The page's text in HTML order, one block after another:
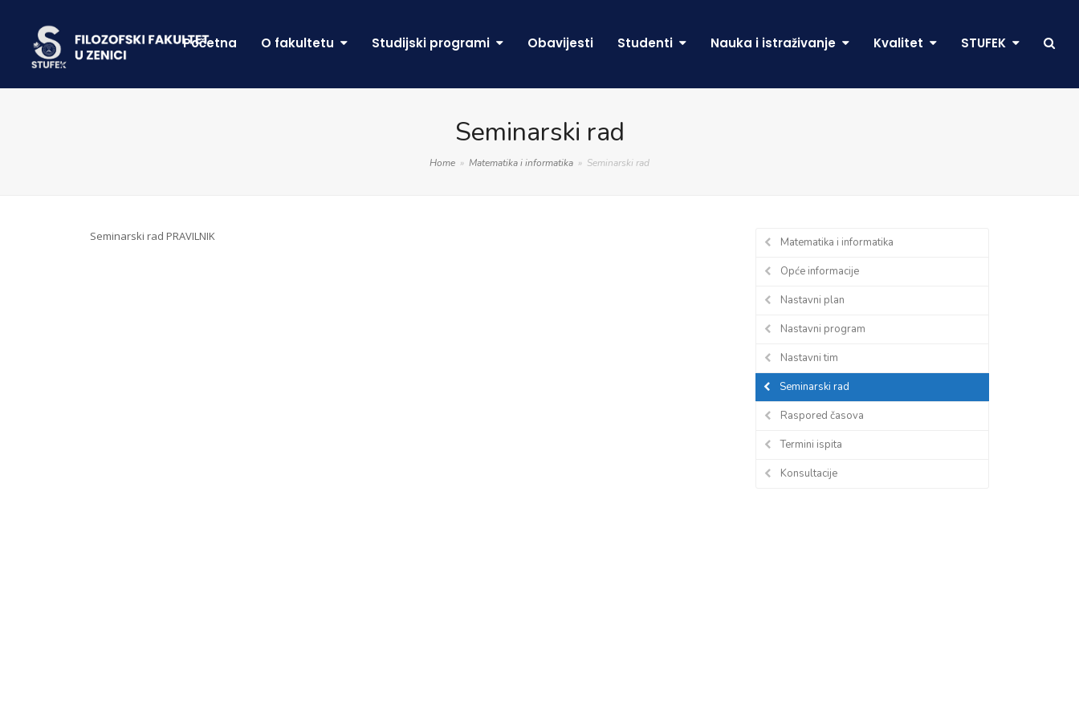
Početna O fakultetu Studijski programi Obavijesti Studenti Nauka i istraživanje Kvalitet STUFEK
Seminarski rad
Home » Matematika i informatika » Seminarski rad
Seminarski rad PRAVILNIK
Matematika i informatika
Opće informacije
Nastavni plan
Nastavni program
Nastavni tim
Seminarski rad
Raspored časova
Termini ispita
Konsultacije